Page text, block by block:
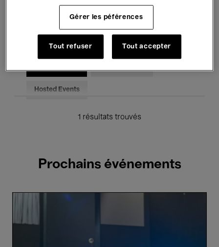
Musique électronique
Pour tous Kids’ Palace
Hosted Events
1 résultats trouvés
Prochains événements
Gérer les péférences
Tout refuser Tout accepter